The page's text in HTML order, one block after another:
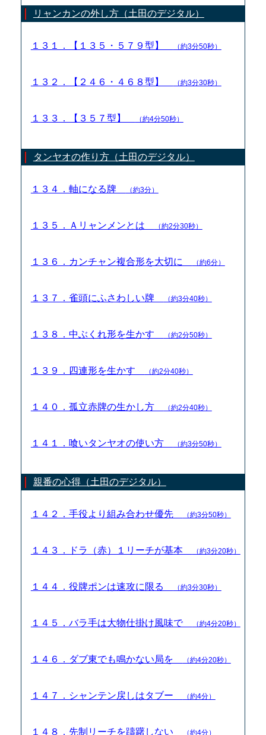
リャンカンの外し方（土田のデジタル）
１３１．【１３５・５７９型】 （約3分50秒）
１３２．【２４６・４６８型】 （約3分30秒）
１３３．【３５７型】 （約4分50秒）
タンヤオの作り方（土田のデジタル）
１３４．軸になる牌 （約3分）
１３５．Ａリャンメンとは （約2分30秒）
１３６．カンチャン複合形を大切に （約6分）
１３７．雀頭にふさわしい牌 （約3分40秒）
１３８．中ぶくれ形を生かす （約2分50秒）
１３９．四連形を生かす （約2分40秒）
１４０．孤立赤牌の生かし方 （約2分40秒）
１４１．喰いタンヤオの使い方 （約3分50秒）
親番の心得（土田のデジタル）
１４２．手役より組み合わせ優先 （約3分50秒）
１４３．ドラ（赤）１リーチが基本 （約3分20秒）
１４４．役牌ポンは速攻に限る （約3分30秒）
１４５．バラ手は大物仕掛け風味で （約4分20秒）
１４６．ダブ東でも鳴かない局を （約4分20秒）
１４７．シャンテン戻しはタブー （約4分）
１４８．先制リーチを躊躇しない （約4分）